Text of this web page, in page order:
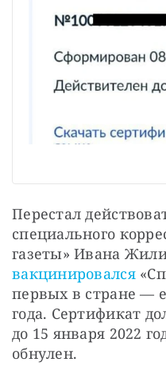
Перестал
специального
вакцинировался
первых в стране —
года. Сертификат
до 15 января 2022
обнулен.